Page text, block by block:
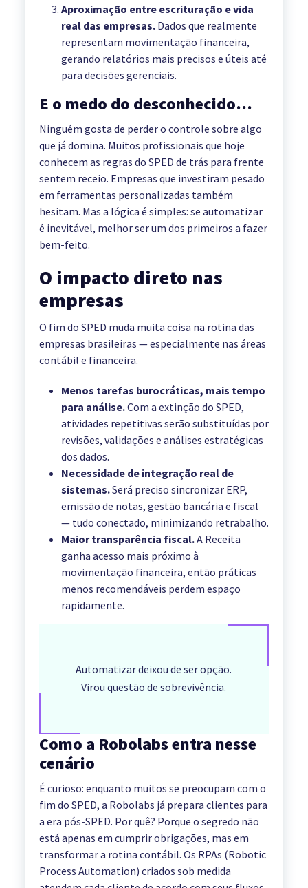
Aproximação entre escrituração e vida
real das empresas.Dados que realmente
representam movimentação financeira,
gerando relatórios mais precisos e úteis até
para decisões gerenciais.
E o medo do desconhecido…
Ninguém gosta de perder o controle sobre algo
que já domina. Muitos profissionais que hoje
conhecem as regras do SPED de trás para frente
sentem receio. Empresas que investiram pesado
em ferramentas personalizadas também
hesitam. Mas a lógica é simples: se automatizar
é inevitável, melhor ser um dos primeiros a fazer
bem-feito.
O impacto direto nas
empresas
O fim do SPED muda muita coisa na rotina das
empresas brasileiras — especialmente nas áreas
contábil e financeira.
Menos tarefas burocráticas, mais tempo
para análise.Com a extinção do SPED,
atividades repetitivas serão substituídas por
revisões, validações e análises estratégicas
dos dados.
Necessidade de integração real de
sistemas.Será preciso sincronizar ERP,
emissão de notas, gestão bancária e fiscal
— tudo conectado, minimizando retrabalho.
Maior transparência fiscal.A Receita
ganha acesso mais próximo à
movimentação financeira, então práticas
menos recomendáveis perdem espaço
rapidamente.
Automatizar deixou de ser opção.
Virou questão de sobrevivência.
Como a Robolabs entra nesse
cenário
É curioso: enquanto muitos se preocupam com o
fim do SPED, a Robolabs já prepara clientes para
a era pós-SPED. Por quê? Porque o segredo não
está apenas em cumprir obrigações, mas em
transformar a rotina contábil. Os RPAs (Robotic
Process Automation) criados sob medida